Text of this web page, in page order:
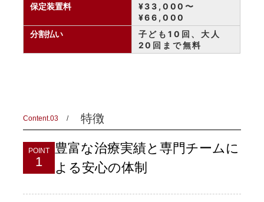
保定装置料
¥33,000〜
¥66,000
分割払い
子ども10回、大人
20回まで無料
Content.03 特徴
POINT
1
豊富な治療実績と専門チームに
よる安心の体制